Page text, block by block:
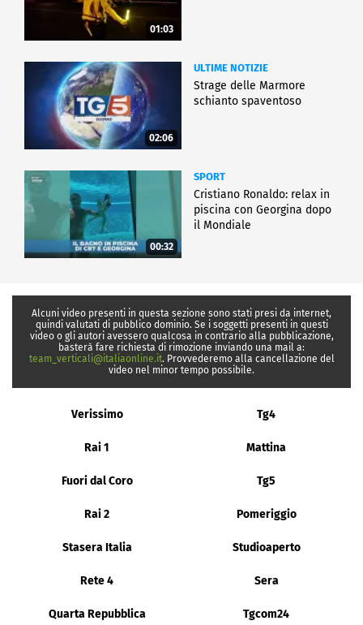
01:03
02:06
ULTIME NOTIZIE
Strage delle Marmore
schianto spaventoso
00:32
SPORT
Cristiano Ronaldo: relax in
piscina con Georgina dopo
il Mondiale
Alcuni video presenti in questa sezione sono stati presi da internet,
quindi valutati di pubblico dominio. Se i soggetti presenti in questi
video o gli autori avessero qualcosa in contrario alla pubblicazione,
basterà fare richiesta di rimozione inviando una mail a:
team_verticali@italiaonline.it. Provvederemo alla cancellazione del
video nel minor tempo possibile.
Verissimo Tg4
Rai 1 Mattina
Fuori dal Coro Tg5
Rai 2 Pomeriggio
Stasera Italia Studioaperto
Rete 4 Sera
Quarta Repubblica Tgcom24